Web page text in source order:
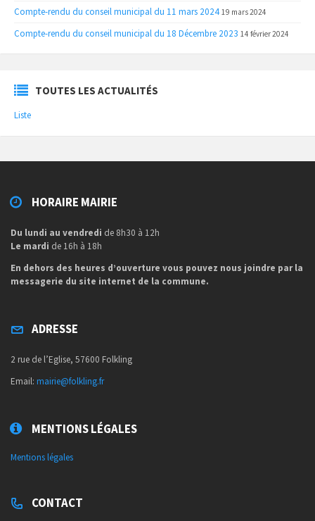
Compte-rendu du conseil municipal du 11 mars 2024 19 mars 2024
Compte-rendu du conseil municipal du 18 Décembre 2023 14 février 2024
TOUTES LES ACTUALITÉS
Liste
HORAIRE MAIRIE
Du lundi au vendredi de 8h30 à 12h
Le mardi de 16h à 18h
En dehors des heures d’ouverture vous pouvez nous joindre par la
messagerie du site internet de la commune.
ADRESSE
2 rue de l’Eglise, 57600 Folkling
Email: mairie@folkling.fr
MENTIONS LÉGALES
Mentions légales
CONTACT